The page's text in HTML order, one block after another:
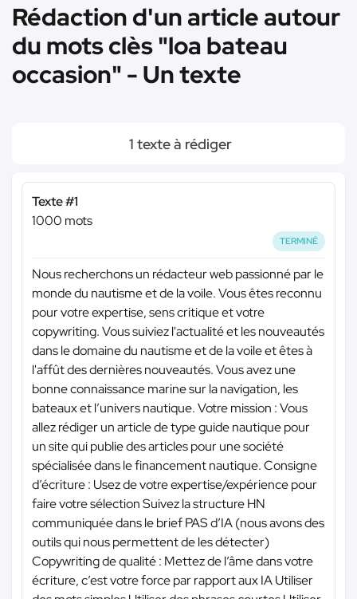
Rédaction d'un article autour
du mots clès "loa bateau
occasion" - Un texte
1 texte à rédiger
Texte #1
1000 mots
TERMINÉ
Nous recherchons un rédacteur web passionné par le
monde du nautisme et de la voile. Vous êtes reconnu
pour votre expertise, sens critique et votre
copywriting. Vous suiviez l'actualité et les nouveautés
dans le domaine du nautisme et de la voile et êtes à
l'affût des dernières nouveautés. Vous avez une
bonne connaissance marine sur la navigation, les
bateaux et l’univers nautique. Votre mission : Vous
allez rédiger un article de type guide nautique pour
un site qui publie des articles pour une société
spécialisée dans le financement nautique. Consigne
d’écriture : Usez de votre expertise/expérience pour
faire votre sélection Suivez la structure HN
communiquée dans le brief PAS d’IA (nous avons des
outils qui nous permettent de les détecter)
Copywriting de qualité : Mettez de l’âme dans votre
écriture, c’est votre force par rapport aux IA Utiliser